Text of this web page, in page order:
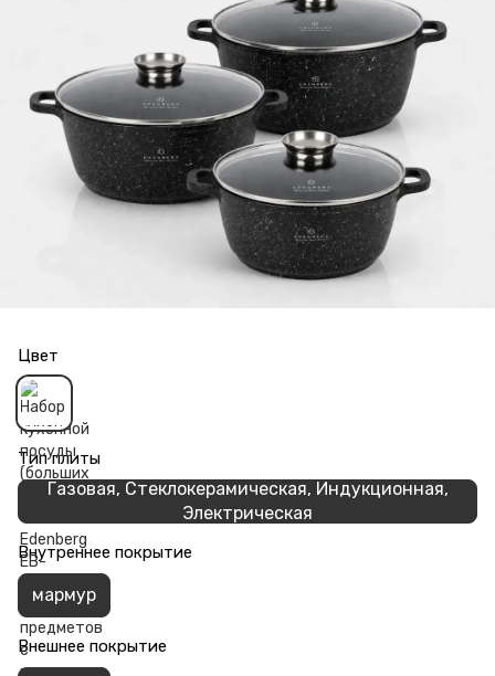
Цвет
Тип плиты
Газовая, Стеклокерамическая, Индукционная,
Электрическая
Внутреннее покрытие
мармур
Внешнее покрытие